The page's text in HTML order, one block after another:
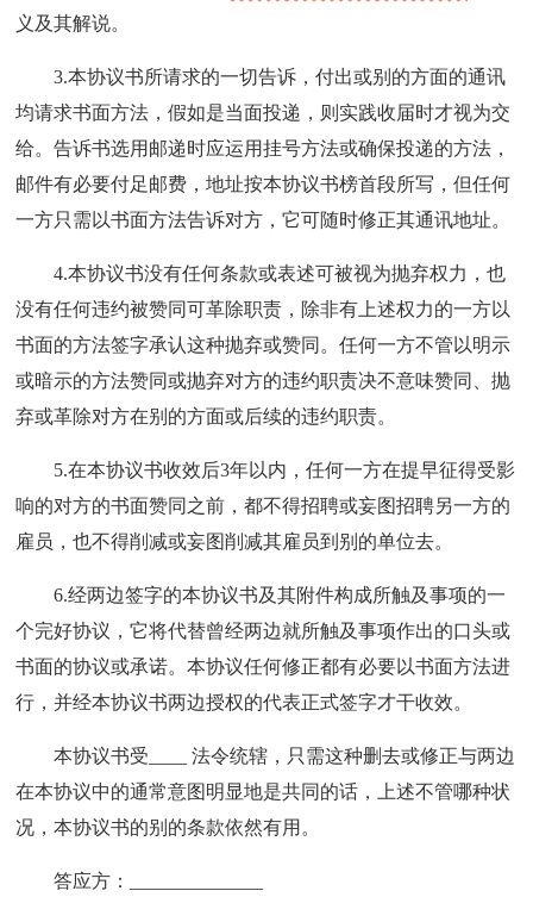
义及其解说。
3.本协议书所请求的一切告诉，付出或别的方面的通讯
均请求书面方法，假如是当面投递，则实践收届时才视为交
给。告诉书选用邮递时应运用挂号方法或确保投递的方法，
邮件有必要付足邮费，地址按本协议书榜首段所写，但任何
一方只需以书面方法告诉对方，它可随时修正其通讯地址。
4.本协议书没有任何条款或表述可被视为抛弃权力，也
没有任何违约被赞同可革除职责，除非有上述权力的一方以
书面的方法签字承认这种抛弃或赞同。任何一方不管以明示
或暗示的方法赞同或抛弃对方的违约职责决不意味赞同、抛
弃或革除对方在别的方面或后续的违约职责。
5.在本协议书收效后3年以内，任何一方在提早征得受影
响的对方的书面赞同之前，都不得招聘或妄图招聘另一方的
雇员，也不得削减或妄图削减其雇员到别的单位去。
6.经两边签字的本协议书及其附件构成所触及事项的一
个完好协议，它将代替曾经两边就所触及事项作出的口头或
书面的协议或承诺。本协议任何修正都有必要以书面方法进
行，并经本协议书两边授权的代表正式签字才干收效。
本协议书受____ 法令统辖，只需这种删去或修正与两边
在本协议中的通常意图明显地是共同的话，上述不管哪种状
况，本协议书的别的条款依然有用。
答应方：______________